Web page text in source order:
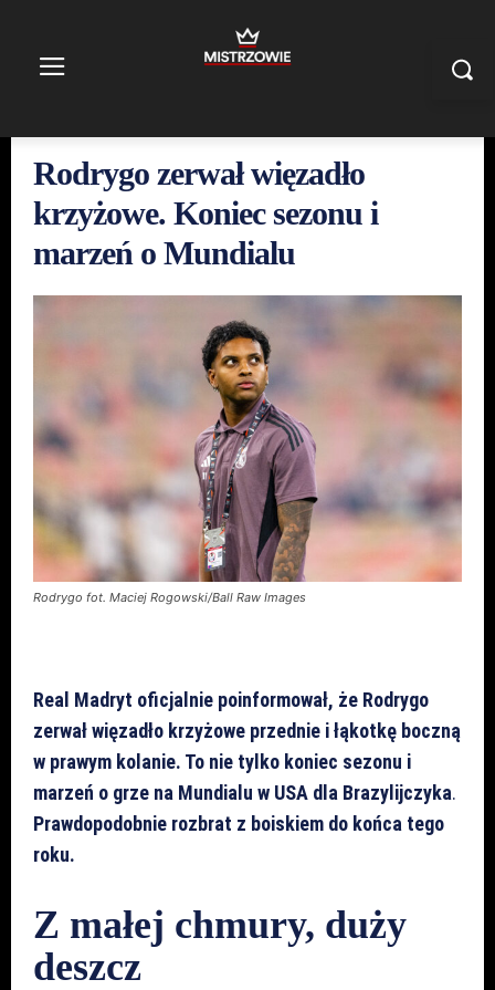
Rodrygo zerwał więzadło
krzyżowe. Koniec sezonu i
marzeń o Mundialu
Rodrygo fot. Maciej Rogowski/Ball Raw Images
Real Madryt oficjalnie poinformował, że Rodrygo
zerwał więzadło krzyżowe przednie i łąkotkę boczną
w prawym kolanie. To nie tylko koniec sezonu i
marzeń o grze na Mundialu w USA dla Brazylijczyka.
Prawdopodobnie rozbrat z boiskiem do końca tego
roku.
Z małej chmury, duży
deszcz